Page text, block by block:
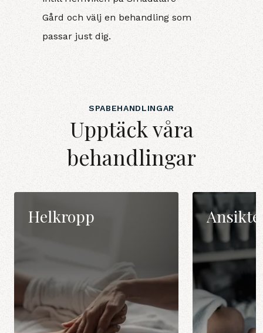
Gård och välj en behandling som
passar just dig.
SPABEHANDLINGAR
Upptäck våra
behandlingar
Helkropp Ansikte